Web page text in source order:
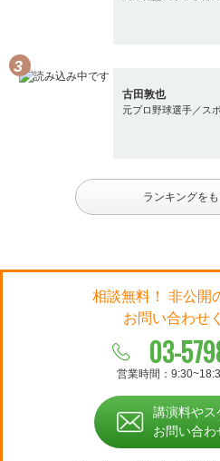
古田敦也
元プロ野球選手／ス
ランキングを
相談無料！ 非公開
お問い合わせ
03-
営業時間：
講演料やス
お問い合わ